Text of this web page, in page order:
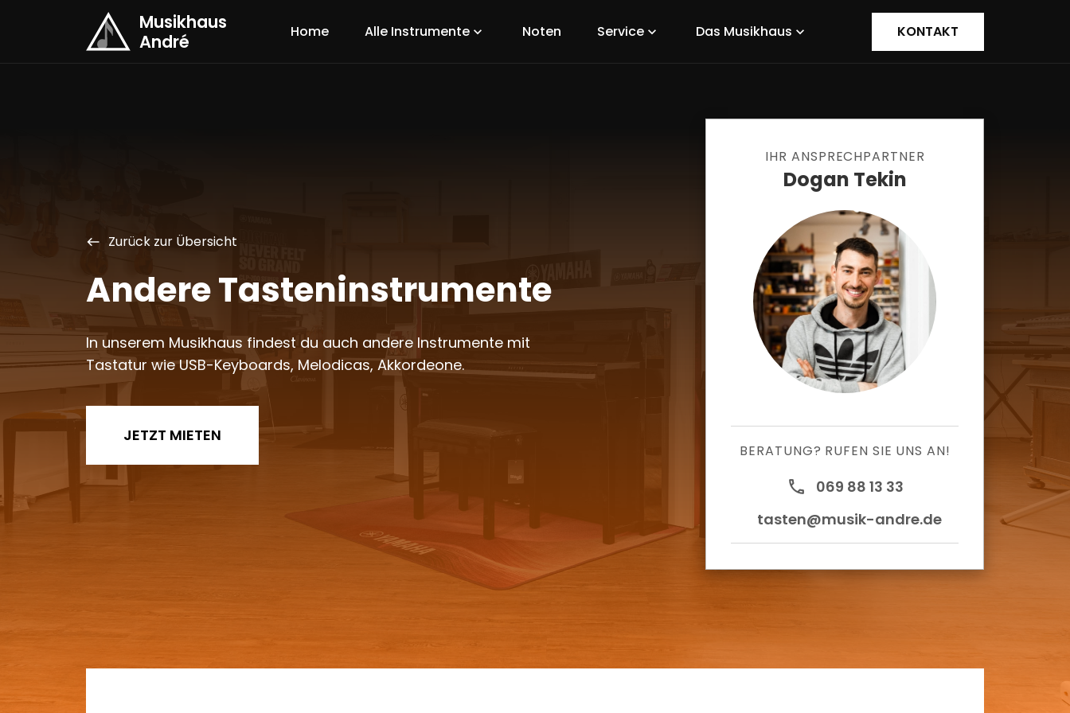
Musikhaus
André
Home Alle Instrumente expand_more Noten Serviceexpand_more Das Musikhaus expand_more KONTAKT
west Zurück zur Übersicht
Andere Tasteninstrumente
In unserem Musikhaus findest du auch andere Instrumente mit
Tastatur wie USB-Keyboards, Melodicas, Akkordeone.
JETZT MIETEN
IHR ANSPRECHPARTNER
Dogan Tekin
BERATUNG? RUFEN SIE UNS AN!
call
069 88 13 33
tasten@musik-andre.de